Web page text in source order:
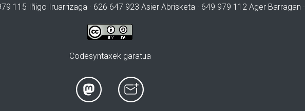
115 Iñigo Iruarrizaga · 626 647 923 Asier Abrisketa · 649 979 112 Ager Barragan ·
Codesyntaxek garatua